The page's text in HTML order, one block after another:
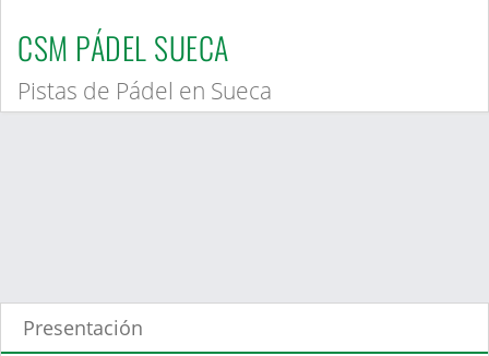
CSM PÁDEL SUECA
Pistas de Pádel en Sueca
Presentación